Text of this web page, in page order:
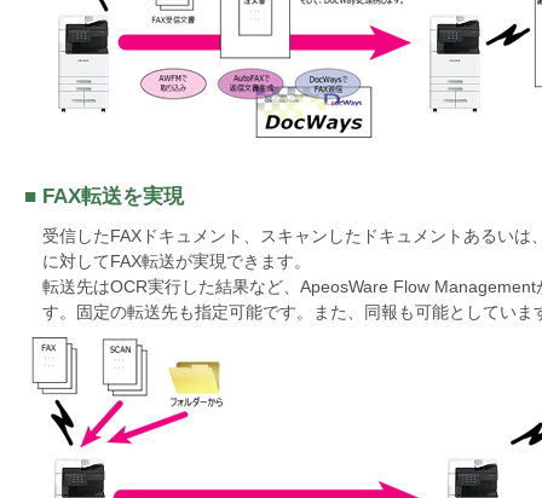
■ FAX転送を実現
受信したFAXドキュメント、スキャンしたドキュメントあるいは
に対してFAX転送が実現できます。
転送先はOCR実行した結果など、ApeosWare Flow
す。固定の転送先も指定可能です。また、同報も可能としていま